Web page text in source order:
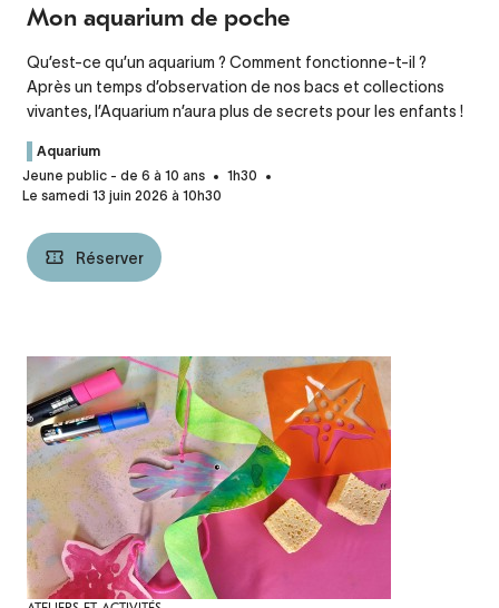
Mon aquarium de poche
Qu’est-ce qu’un aquarium ? Comment fonctionne-t-il ?
Après un temps d’observation de nos bacs et collections
vivantes, l’Aquarium n’aura plus de secrets pour les enfants !
Aquarium
Jeune public - de 6 à 10 ans
1h30
Le samedi 13 juin 2026 à 10h30
Réserver